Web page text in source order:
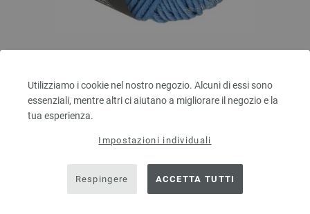
Utilizziamo i cookie nel nostro negozio. Alcuni di essi sono
essenziali, mentre altri ci aiutano a migliorare il negozio e la
tua esperienza.
Impostazioni individuali
Respingere ACCETTA TUTTI
Lana Grossa
100 % Lana vergine merino
Quantità in metri: ca. 80 m / 50 g
3,83 $RRP:5,84 $
prev next